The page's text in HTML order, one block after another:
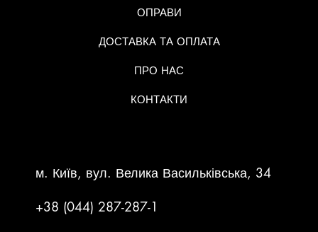
м. Київ, вул. Велика Васильківська, 34
+38 (044) 287-287-1
ОПРАВИ
ДОСТАВКА ТА ОПЛАТА
ПРО НАС
КОНТАКТИ